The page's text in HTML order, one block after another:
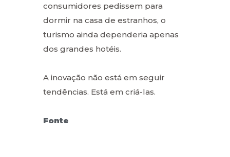
consumidores pedissem para
dormir na casa de estranhos, o
turismo ainda dependeria apenas
dos grandes hotéis.
A inovação não está em seguir
tendências. Está em criá-las.
Fonte